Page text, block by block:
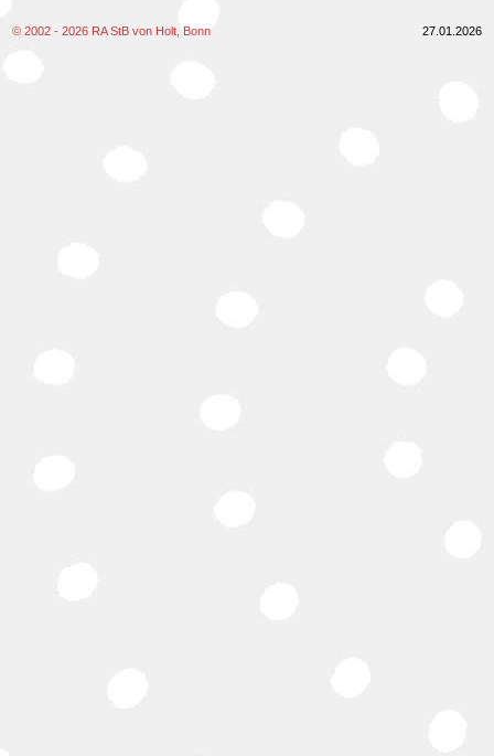
© 2002 - 2026 RA StB von Holt, Bonn 27.01.2026